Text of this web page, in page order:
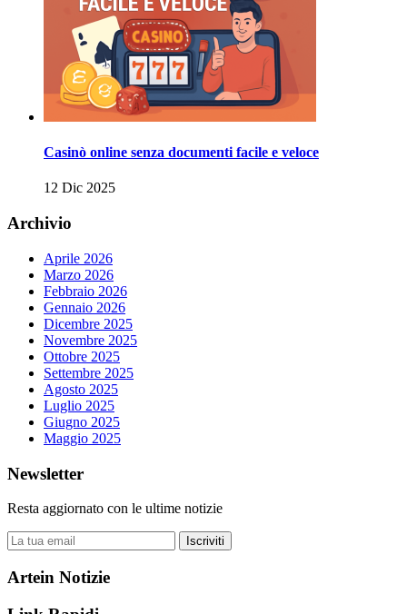
Casinò online senza documenti facile e veloce
12 Dic 2025
Archivio
Aprile 2026
Marzo 2026
Febbraio 2026
Gennaio 2026
Dicembre 2025
Novembre 2025
Ottobre 2025
Settembre 2025
Agosto 2025
Luglio 2025
Giugno 2025
Maggio 2025
Newsletter
Resta aggiornato con le ultime notizie
Iscriviti
Artein Notizie